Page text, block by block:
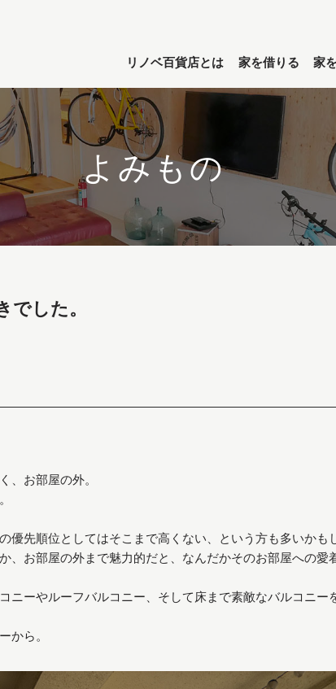
リノベ百貨店とは 家を借りる 家
よみもの
した。
、お部屋の外。
優先順位としてはそこまで高くない、という方も多いかも
、お部屋の外まで魅力的だと、なんだかそのお部屋への愛
ニーやルーフバルコニー、そして床まで素敵なバルコニー
から。